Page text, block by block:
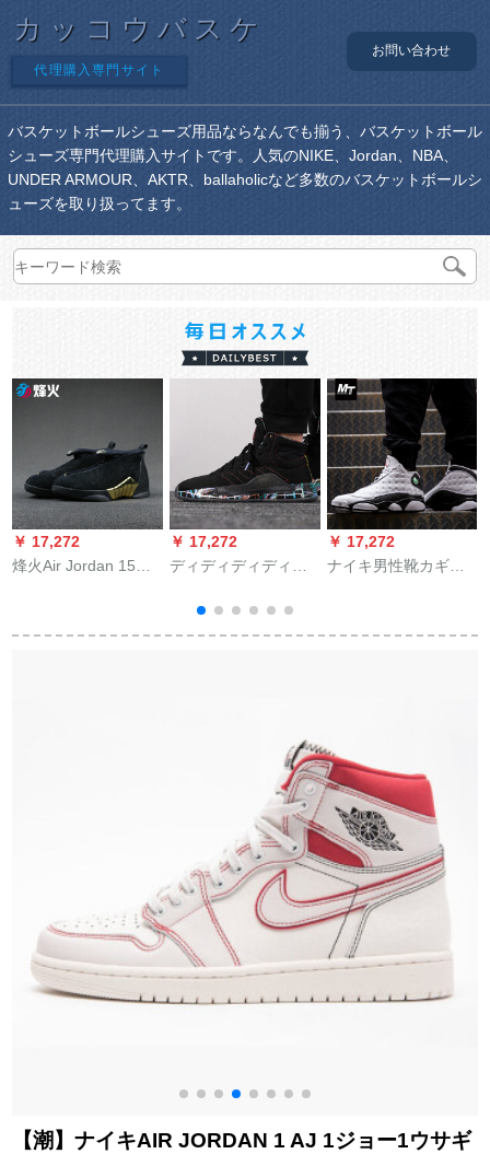
カッコウバスケ
代理購入専門サイト
お問い合わせ
バスケットボールシューズ用品ならなんでも揃う、バスケットボール
シューズ専門代理購入サイトです。人気のNIKE、Jordan、NBA、
UNDER ARMOUR、AKTR、ballaholicなど多数のバスケットボールシ
ューズを取り扱ってます。
￥ 17,272
烽火Air Jordan 15
017煙台PZJ 2倉現物
￥ 17,272
ディディディディデ
男子靴2019春新型プ
ロボアスマティネス
￥ 17,272
ナイキ男性靴カギル
888164-12 42.5
【潮】ナイキAIR JORDAN 1 AJ 1ジョー1ウサギ